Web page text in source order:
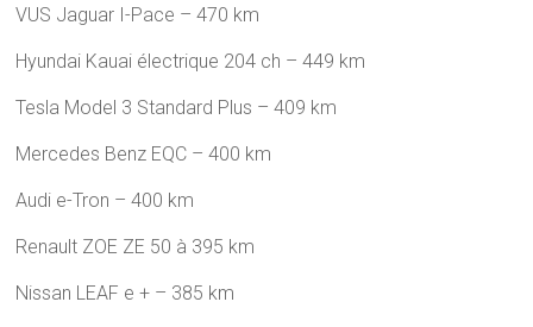
VUS Jaguar I-Pace – 470 km
Hyundai Kauai électrique 204 ch – 449 km
Tesla Model 3 Standard Plus – 409 km
Mercedes Benz EQC – 400 km
Audi e-Tron – 400 km
Renault ZOE ZE 50 à 395 km
Nissan LEAF e + – 385 km